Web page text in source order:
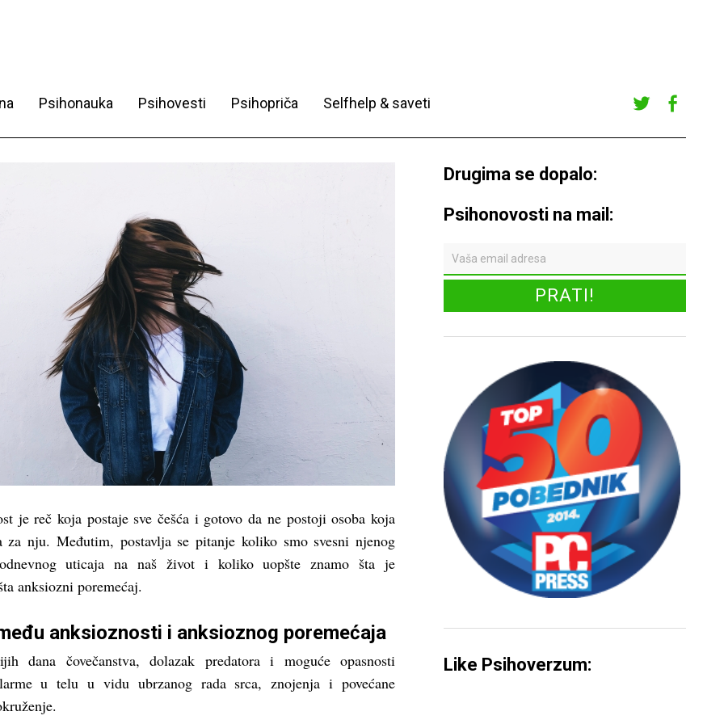
Psihonauka Psihovesti Psihopriča Selfhelp & saveti
r
ook
je reč koja postaje sve češća i gotovo da ne postoji osoba koja
za nju. Međutim, postavlja se pitanje koliko smo svesni njenog
uticaja na naš život i koliko uopšte znamo šta je
anksiozni poremećaj.
anksioznosti i anksioznog poremećaja
dana čovečanstva, dolazak predatora i moguće opasnosti
u telu u vidu ubrzanog rada srca, znojenja i povećane
Drugima se dopalo:
Psihonovosti na mail:
Like Psihoverzum: